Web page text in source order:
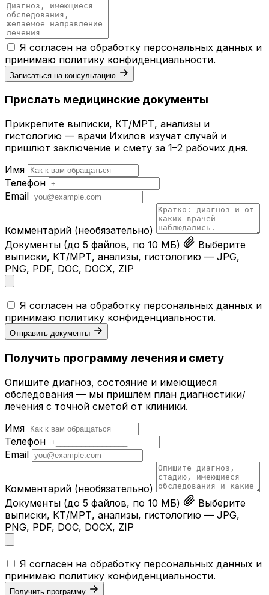
Я согласен на обработку персональных данных и
принимаю политику конфиденциальности.
Записаться на консультацию
Прислать медицинские документы
Прикрепите выписки, КТ/МРТ, анализы и
гистологию — врачи Ихилов изучат случай и
пришлют заключение и смету за 1–2 рабочих дня.
Имя
Телефон
Email
Комментарий (необязательно)
Документы (до 5 файлов, по 10 МБ)
Выберите
выписки, КТ/МРТ, анализы, гистологию — JPG,
PNG, PDF, DOC, DOCX, ZIP
Я согласен на обработку персональных данных и
принимаю политику конфиденциальности.
Отправить документы
Получить программу лечения и смету
Опишите диагноз, состояние и имеющиеся
обследования — мы пришлём план диагностики/
лечения с точной сметой от клиники.
Имя
Телефон
Email
Комментарий (необязательно)
Документы (до 5 файлов, по 10 МБ)
Выберите
выписки, КТ/МРТ, анализы, гистологию — JPG,
PNG, PDF, DOC, DOCX, ZIP
Я согласен на обработку персональных данных и
принимаю политику конфиденциальности.
Получить программу